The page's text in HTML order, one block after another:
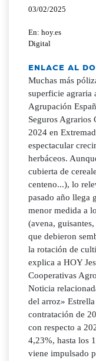
03/02/2025
En: hoy.es
Digital
ENLACE AL
Muchas más
superficie agraria
Agrupación
Seguros Agrarios
2024 en
espectacular
herbáceos.
cubierta de
centeno...), lo
pasado año llega
menor medida a
(avena,
que debieron
la rotación de
explica a HOY
Cooperativas
Noticia
del arroz»
contratación de
con respecto a
4,23%, hasta los
viene impulsado